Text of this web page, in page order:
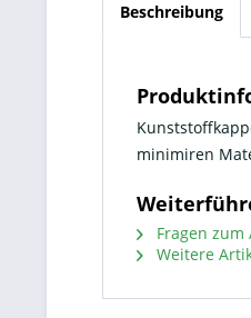
Beschreibung
minimiren
Fragen zum
Weitere